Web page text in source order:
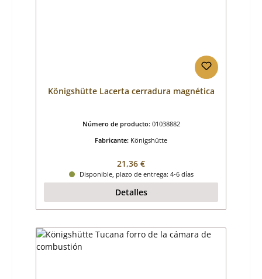
Königshütte Lacerta cerradura magnética
Número de producto: 01038882
Fabricante: Königshütte
Precio normal:
21,36 €
Disponible, plazo de entrega: 4-6 días
Detalles